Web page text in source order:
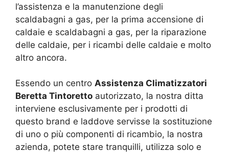
l’assistenza e la manutenzione degli
scaldabagni a gas, per la prima accensione di
caldaie e scaldabagni a gas, per la riparazione
delle caldaie, per i ricambi delle caldaie e molto
altro ancora.
Essendo un centro Assistenza Climatizzatori
Beretta Tintoretto autorizzato, la nostra ditta
interviene esclusivamente per i prodotti di
questo brand e laddove servisse la sostituzione
di uno o più componenti di ricambio, la nostra
azienda, potete stare tranquilli, utilizza solo e